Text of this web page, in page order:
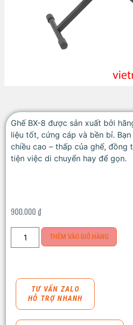
Ghế BX-8 được sản xuất bởi
liệu tốt, cứng cáp và bền bỉ.
chiều cao – thấp của ghế, đồng
tiện việc di chuyển hay để gọn.
900.000₫
THÊM VÀO GIỎ HÀNG
TƯ VẤN ZALO
HỖ TRỢ NHANH